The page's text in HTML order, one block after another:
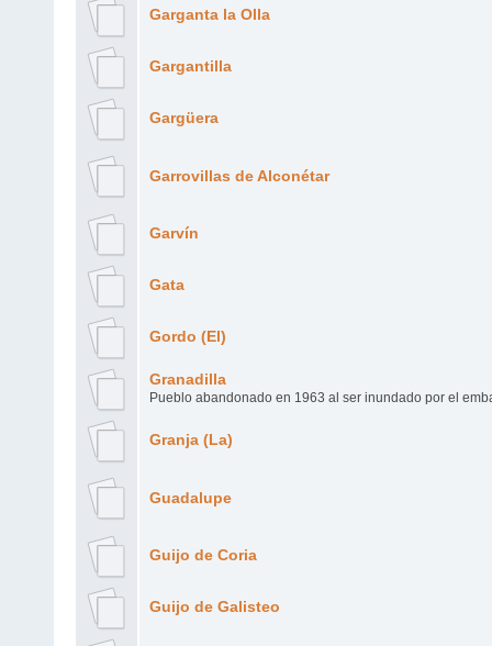
Garganta la Olla
Gargantilla
Gargüera
Garrovillas de Alconétar
Garvín
Gata
Gordo (El)
Granadilla
Pueblo abandonado en 1963 al ser inundado por el
Granja (La)
Guadalupe
Guijo de Coria
Guijo de Galisteo